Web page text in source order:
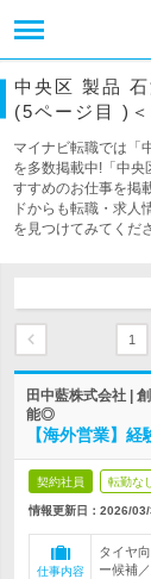
中央区 製品
(5ページ目 )
マイナビ転職では「
を多数掲載中!「中
すすめのお仕事を掲
ドからも転職・求人
を見つけてみてくだ
1
田中藍株式会社 |
能◎
【海外営業】
契約社員 転勤な
情報更新日：2026/
仕事内容
タイヤ
ー候補